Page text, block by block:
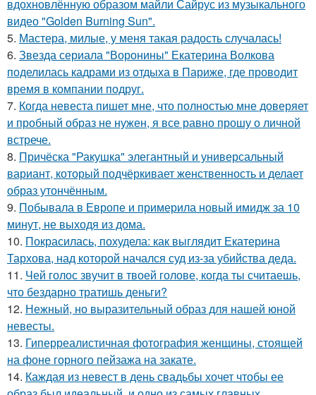
вдохновлённую образом майли Сайрус из музыкального
видео "Golden Burning Sun".
5. Мастера, милые, у меня такая радость случалась!
6. Звезда сериала "Воронины" Екатерина Волкова
поделилась кадрами из отдыха в Париже, где проводит
время в компании подруг.
7. Когда невеста пишет мне, что полностью мне доверяет
и пробный образ не нужен, я все равно прошу о личной
встрече.
8. Причёска "Ракушка" элегантный и универсальный
вариант, который подчёркивает женственность и делает
образ утончённым.
9. Побывала в Европе и примерила новый имидж за 10
минут, не выходя из дома.
10. Покрасилась, похудела: как выглядит Екатерина
Тархова, над которой начался суд из-за убийства деда.
11. Чей голос звучит в твоей голове, когда ты считаешь,
что бездарно тратишь деньги?
12. Нежный, но выразительный образ для нашей юной
невесты.
13. Гиперреалистичная фотография женщины, стоящей
на фоне горного пейзажа на закате.
14. Каждая из невест в день свадьбы хочет чтобы ее